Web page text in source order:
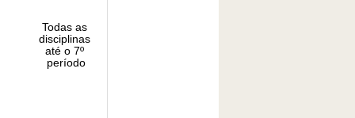
Todas as
disciplinas
até o 7º
período